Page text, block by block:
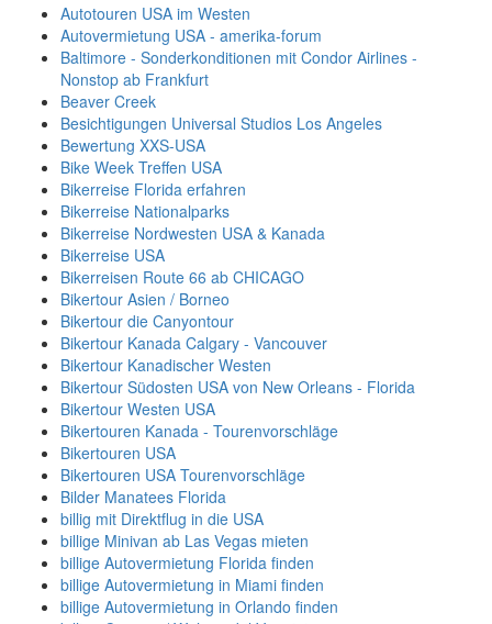
Autotouren USA im Westen
Autovermietung USA - amerika-forum
Baltimore - Sonderkonditionen mit Condor Airlines -
Nonstop ab Frankfurt
Beaver Creek
Besichtigungen Universal Studios Los Angeles
Bewertung XXS-USA
Bike Week Treffen USA
Bikerreise Florida erfahren
Bikerreise Nationalparks
Bikerreise Nordwesten USA & Kanada
Bikerreise USA
Bikerreisen Route 66 ab CHICAGO
Bikertour Asien / Borneo
Bikertour die Canyontour
Bikertour Kanada Calgary - Vancouver
Bikertour Kanadischer Westen
Bikertour Südosten USA von New Orleans - Florida
Bikertour Westen USA
Bikertouren Kanada - Tourenvorschläge
Bikertouren USA
Bikertouren USA Tourenvorschläge
Bilder Manatees Florida
billig mit Direktflug in die USA
billige Minivan ab Las Vegas mieten
billige Autovermietung Florida finden
billige Autovermietung in Miami finden
billige Autovermietung in Orlando finden